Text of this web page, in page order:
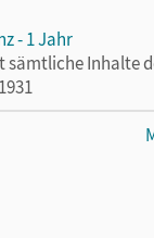
- 1 Jahr
sämtliche Inhalte